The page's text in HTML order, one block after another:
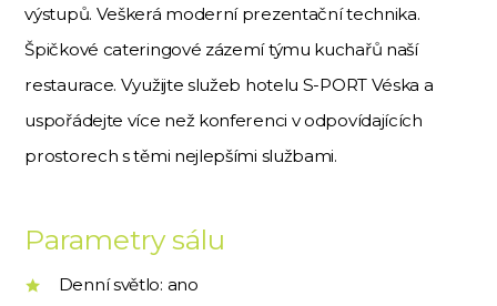
výstupů. Veškerá moderní prezentační technika.
Špičkové cateringové zázemí týmu kuchařů naší
restaurace. Využijte služeb hotelu S-PORT Véska a
uspořádejte více než konferenci v odpovídajících
prostorech s těmi nejlepšími službami.
Parametry sálu
Denní světlo: ano